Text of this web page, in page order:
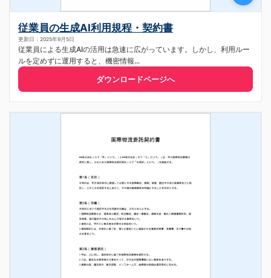
従業員の生成AI利用規程・契約書
更新日：2025年9月5日
従業員による生成AIの活用は急速に広がっています。しかし、利用ルー
ルを定めずに運用すると、機密情報...
ダウンロードページへ